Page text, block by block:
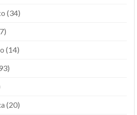
(34)
(14)
(20)